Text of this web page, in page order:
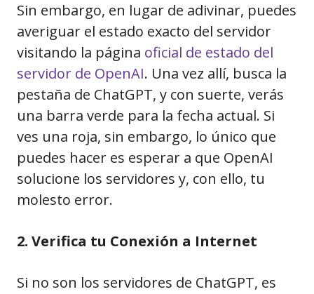
Sin embargo, en lugar de adivinar, puedes
averiguar el estado exacto del servidor
visitando la página oficial de estado del
servidor de OpenAI. Una vez allí, busca la
pestaña de ChatGPT, y con suerte, verás
una barra verde para la fecha actual. Si
ves una roja, sin embargo, lo único que
puedes hacer es esperar a que OpenAI
solucione los servidores y, con ello, tu
molesto error.
2. Verifica tu Conexión a Internet
Si no son los servidores de ChatGPT, es